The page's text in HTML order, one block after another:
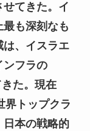
てきた。イ
も深刻なも
は、イスラエ
ンフラの
た。現在
界トップクラ
日本の戦略的